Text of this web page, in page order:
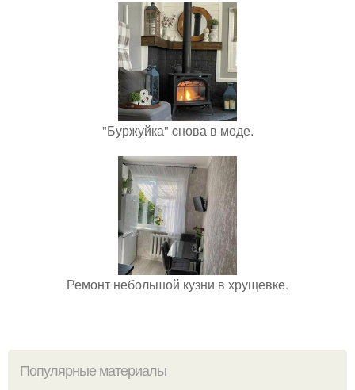
"Буржуйка" cнова в моде.
Ремонт небольшой кузни в хрущевке.
Популярные материалы